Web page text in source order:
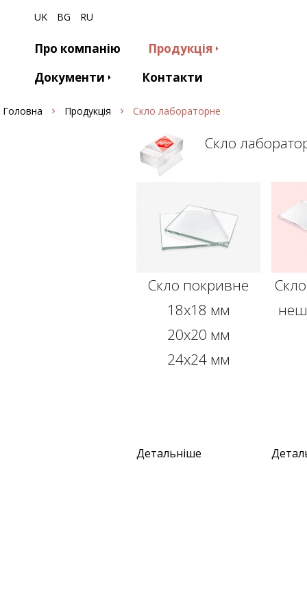
UK BG RU
Про компанію
Продукція
Документи
Контакти
Головна Продукція Скло лабораторне
Скло
Скло покривне
18х18 мм
20х20 мм
24х24 мм
Детальніше